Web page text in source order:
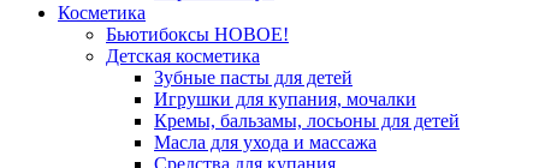
Косметика
Бьютибоксы НОВОЕ!
Детская косметика
Зубные пасты для детей
Игрушки для купания, мочалки
Кремы, бальзамы, лосьоны для детей
Масла для ухода и массажа
Средства для купания